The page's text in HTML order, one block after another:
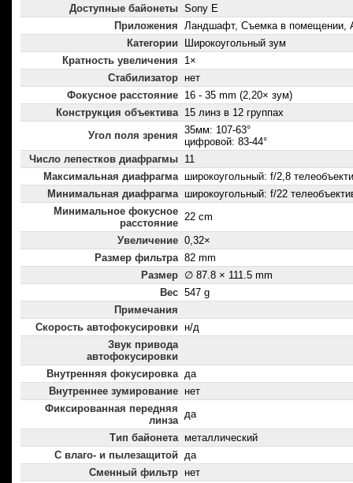
Доступные байонеты Sony E
Приложения Ландшафт, Съемка в помещении,
Категории
Широкоугольный зум
Кратность увеличения
1×
Стабилизатор нет
Фокусное расстояние 16 - 35 mm (2,20× зум)
Конструкция объектива 15 линз в 12 группах
Угол поля зрения 35мм: 107-63°
цифровой: 83-44°
Число лепестков диафрагмы 11
Максимальная диафрагма широкоугольный: f/2,8
Минимальная диафрагма широкоугольный: f/22
Минимальное фокусное
расстояние
22 cm
Увеличение 0,32×
Размер фильтра 82 mm
Размер ∅ 87.8 × 111.5 mm
Вес 547 g
Примечания
Скорость автофокусировки н/д
Звук привода
автофокусировки
Внутренняя фокусировка да
Внутреннее зумирование нет
Фиксированная передняя
линза
да
Тип байонета металлический
С влаго- и пылезащитой да
Сменный фильтр нет